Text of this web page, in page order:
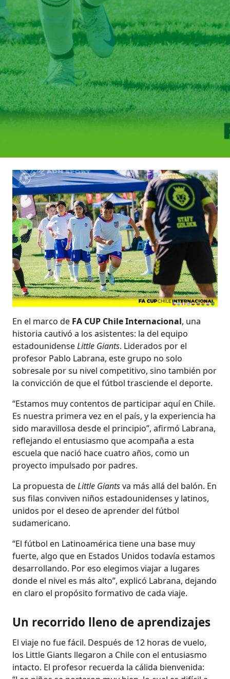
En el marco de FA CUP Chile Internacional, una
historia cautivó a los asistentes: la del equipo
estadounidenseLittle Giants. Liderados por el
profesor Pablo Labrana, este grupo no solo
sobresale por su nivel competitivo, sino también por
la convicción de que el fútbol trasciende el deporte.
“Estamos muy contentos de participar aquí en Chile.
Es nuestra primera vez en el país, y la experiencia ha
sido maravillosa desde el principio”, afirmó Labrana,
reflejando el entusiasmo que acompaña a esta
escuela que nació hace cuatro años, como un
proyecto impulsado por padres.
La propuesta deLittle Giantsva más allá del balón. En
sus filas conviven niños estadounidenses y latinos,
unidos por el deseo de aprender del fútbol
sudamericano.
“El fútbol en Latinoamérica tiene una base muy
fuerte, algo que en Estados Unidos todavía estamos
desarrollando. Por eso elegimos viajar a lugares
donde el nivel es más alto”, explicó Labrana, dejando
en claro el propósito formativo de cada viaje.
Un recorrido lleno de aprendizajes
El viaje no fue fácil. Después de 12 horas de vuelo,
los Little Giants llegaron a Chile con el entusiasmo
intacto. El profesor recuerda la cálida bienvenida: